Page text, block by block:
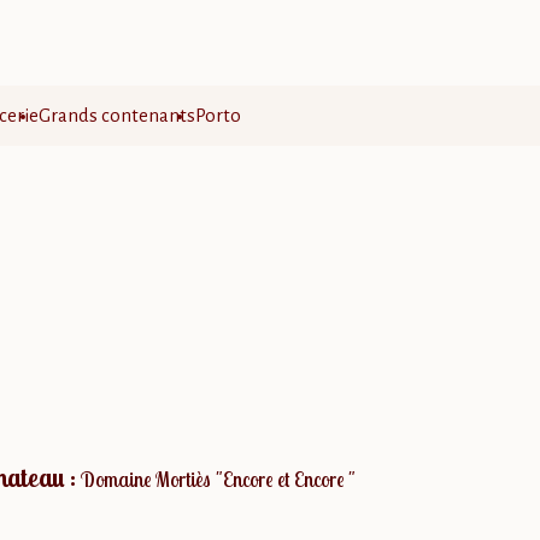
Grands contenantsPorto
: Domaine Mortiès "Encore et Encore "